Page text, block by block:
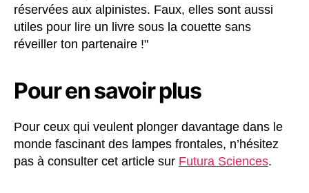
réservées aux alpinistes. Faux, elles sont aussi
utiles pour lire un livre sous la couette sans
réveiller ton partenaire !"
Pour en savoir plus
Pour ceux qui veulent plonger davantage dans le
monde fascinant des lampes frontales, n’hésitez
pas à consulter cet article sur Futura Sciences.